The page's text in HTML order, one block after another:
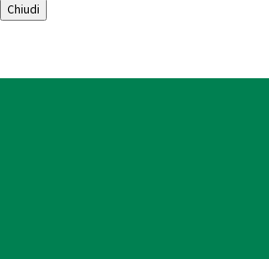
Chiudi